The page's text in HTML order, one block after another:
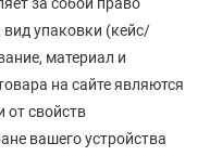
за собой право
вид упаковки (кейс/
материал и
на сайте являются
от свойств
вашего устройства